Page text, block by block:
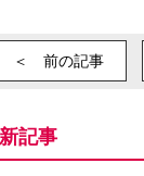
＜ 前の記事
記事